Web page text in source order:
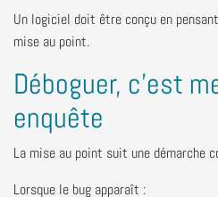
Un logiciel doit être conçu en
mise au point.
Déboguer, c'est
enquête
La mise au point suit une démarche
Lorsque le bug apparaît :